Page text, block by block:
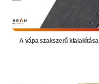
A vápa szakszerű kialakítása